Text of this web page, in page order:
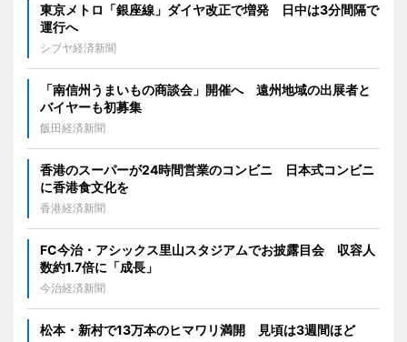
東京メトロ「銀座線」ダイヤ改正で増発 日中は3分間隔で
運行へ
シブヤ経済新聞
「南信州うまいもの商談会」開催へ 遠州地域の出展者と
バイヤーも初募集
飯田経済新聞
香港のスーパーが24時間営業のコンビニ 日本式コンビニ
に香港食文化を
香港経済新聞
FC今治・アシックス里山スタジアムでお披露目会 収容人
数約1.7倍に「成長」
今治経済新聞
松本・新村で13万本のヒマワリ満開 見頃は3週間ほど